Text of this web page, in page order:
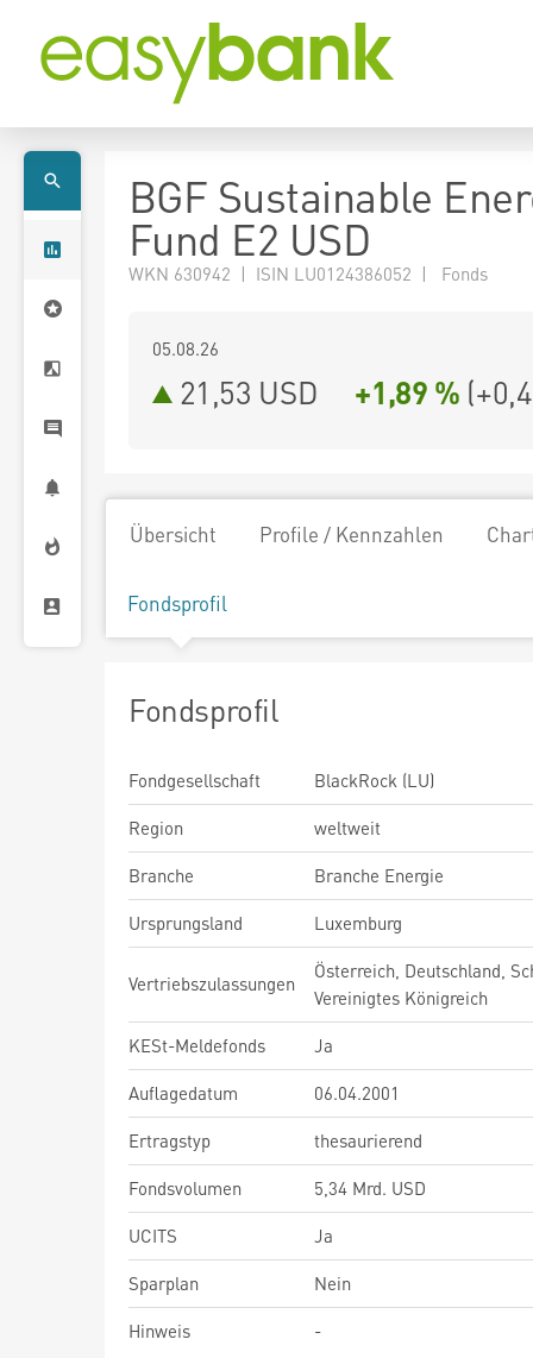
BGF Sustainable
Fund E2 USD
WKN 630942 | ISIN LU0124386052 | Fonds
05.08.26
21,53 USD +1,89 % (
Übersicht Profile / Kennzahlen
Fondsprofil
Fondsprofil
Fondgesellschaft
BlackRock (LU)
Region
weltweit
Branche
Branche Energie
Ursprungsland
Luxemburg
Vertriebszulassungen
Österreich, Deutschland,
Vereinigtes Königreich
KESt-Meldefonds
Ja
Auflagedatum
06.04.2001
Ertragstyp
thesaurierend
Fondsvolumen
5,34 Mrd. USD
UCITS
Ja
Sparplan
Nein
Hinweis
-